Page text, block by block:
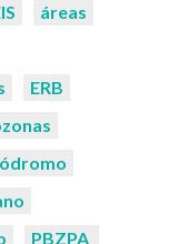
áreas
ERB
PBZPA